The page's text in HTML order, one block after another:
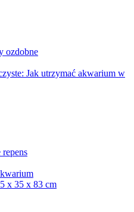
ozdobne
Jak utrzymać akwarium w
x 35 x 83 cm